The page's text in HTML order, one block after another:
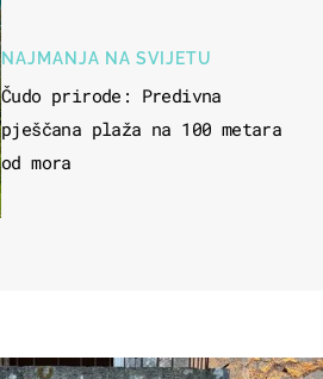
NAJMANJA NA SVIJETU
Čudo prirode: Predivna
pješčana plaža na 100 metara
od mora